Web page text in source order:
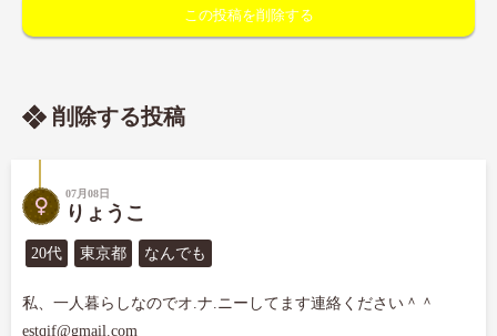
削除する投稿
07月08日
りょうこ
20代 東京都 なんでも
私、一人暮らしなのでオ.ナ.ニーしてます連絡ください＾＾